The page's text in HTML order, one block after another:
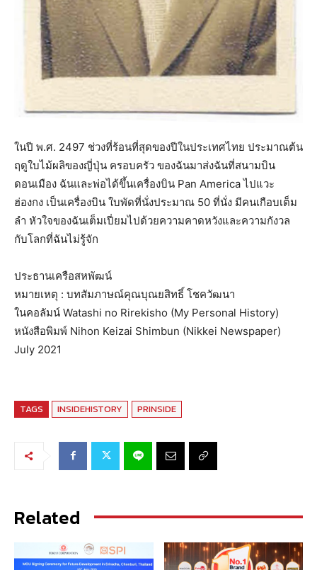
ในปี พ.ศ. 2497 ช่วงที่ร้อนที่สุดของปีในประเทศไทย ประมาณต้น
ฤดูใบไม้ผลิของญี่ปุ่น ครอบครัว ของฉันมาส่งฉันที่สนามบิน
ดอนเมือง ฉันและพ่อได้ขึ้นเครื่องบิน Pan America ไปแวะ
ฮ่องกง เป็นเครื่องบิน ใบพัดที่นั่งประมาณ 50 ที่นั่ง มีคนเกือบเต็ม
ลำ หัวใจของฉันเต็มเปี่ยมไปด้วยความคาดหวังและความกังวล
กับโลกที่ฉันไม่รู้จัก
ประธานเครือสหพัฒน์
หมายเหตุ : บทสัมภาษณ์คุณบุณยสิทธิ์ โชควัฒนา
ในคอลัมน์ Watashi no Rirekisho (My Personal History)
หนังสือพิมพ์ Nihon Keizai Shimbun (Nikkei Newspaper)
July 2021
TAGS INSIDEHISTORY PRINSIDE
Related